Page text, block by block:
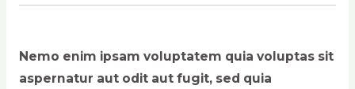
Nemo enim ipsam voluptatem quia voluptas sit
aspernatur aut odit aut fugit, sed quia